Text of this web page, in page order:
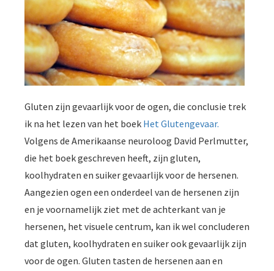
Gluten zijn gevaarlijk voor de ogen, die conclusie trek
ik na het lezen van het boek Het Glutengevaar.
Volgens de Amerikaanse neuroloog David Perlmutter,
die het boek geschreven heeft, zijn gluten,
koolhydraten en suiker gevaarlijk voor de hersenen.
Aangezien ogen een onderdeel van de hersenen zijn
en je voornamelijk ziet met de achterkant van je
hersenen, het visuele centrum, kan ik wel concluderen
dat gluten, koolhydraten en suiker ook gevaarlijk zijn
voor de ogen. Gluten tasten de hersenen aan en